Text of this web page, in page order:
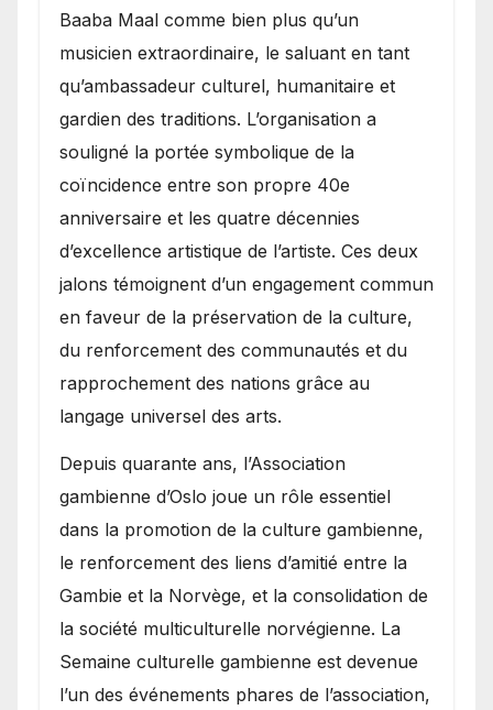
Baaba Maal comme bien plus qu’un
musicien extraordinaire, le saluant en tant
qu’ambassadeur culturel, humanitaire et
gardien des traditions. L’organisation a
souligné la portée symbolique de la
coïncidence entre son propre 40e
anniversaire et les quatre décennies
d’excellence artistique de l’artiste. Ces deux
jalons témoignent d’un engagement commun
en faveur de la préservation de la culture,
du renforcement des communautés et du
rapprochement des nations grâce au
langage universel des arts.
​Depuis quarante ans, l’Association
gambienne d’Oslo joue un rôle essentiel
dans la promotion de la culture gambienne,
le renforcement des liens d’amitié entre la
Gambie et la Norvège, et la consolidation de
la société multiculturelle norvégienne. La
Semaine culturelle gambienne est devenue
l’un des événements phares de l’association,